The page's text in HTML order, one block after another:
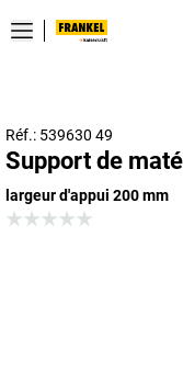
Réf.: 539630 49
Support de
largeur d'appui 200 mm